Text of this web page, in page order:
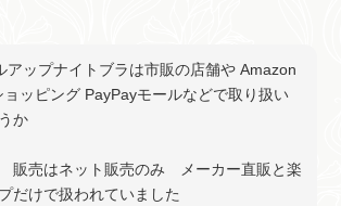
アップナイトブラは市販の店舗や Amazon
ッピング PayPayモールなどで取り扱い
か
販売はネット販売のみ メーカー直販と楽
だけで扱われていました